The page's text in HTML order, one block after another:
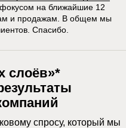
слоёв»*
на ближайшие 12
и продажам. В общем мы
Спасибо.
спросу, который мы